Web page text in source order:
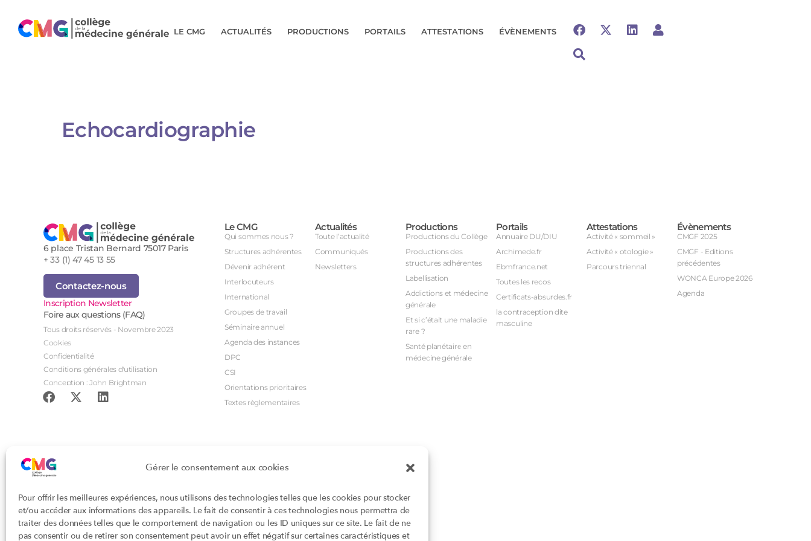
Gérer le consentement aux cookies
Pour offrir les meilleures expériences, nous utilisons des technologies telles que les cookies pour stocker
et/ou accéder aux informations des appareils. Le fait de consentir à ces technologies nous permettra de
traiter des données telles que le comportement de navigation ou les ID uniques sur ce site. Le fait de ne
pas consentir ou de retirer son consentement peut avoir un effet négatif sur certaines caractéristiques et
LE CMG ACTUALITÉS PRODUCTIONS PORTAILS ATTESTATIONS ÉVÈNEMENTS
Echocardiographie​​
6 place Tristan Bernard 75017 Paris
+ 33 (1) 47 45 13 55
Contactez-nous
Inscription Newsletter
Foire aux questions (FAQ)
Tous droits réservés - Novembre 2023
Cookies
Confidentialité
Conditions générales d'utilisation
Conception : John Brightman
Le CMG
Qui sommes nous ?
Structures adhérentes
Dévenir adhérent
Interlocuteurs
International
Groupes de travail
Séminaire annuel
Agenda des instances
DPC
CSI
Orientations prioritaires
Textes règlementaires
Actualités
Toute l’actualité
Communiqués
Newsletters
Productions
Productions du Collège
Productions des
structures adhérentes
Labellisation
Addictions et médecine
générale
Et si c’était une maladie
rare ?
Santé planétaire en
médecine générale
Portails
Annuaire DU/DIU
Archimede.fr
Ebmfrance.net
Toutes les recos
Certificats-absurdes.fr
la contraception dite
masculine
Attestations
Activité « sommeil »
Activité « otologie »
Parcours triennal
Évènements
CMGF 2025
CMGF - Editions
précédentes
WONCA Europe 2026
Agenda